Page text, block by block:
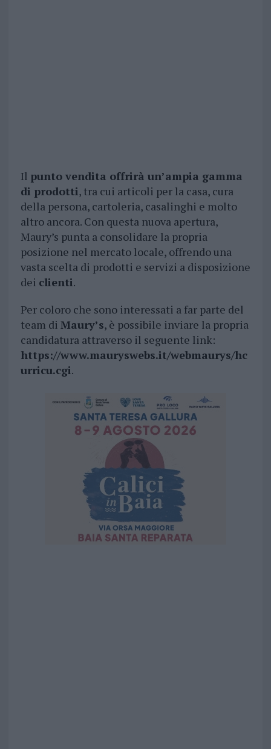
Il punto vendita offrirà un’ampia gamma
di prodotti, tra cui articoli per la casa, cura
della persona, cartoleria, casalinghi e molto
altro ancora. Con questa nuova apertura,
Maury’s punta a consolidare la propria
posizione nel mercato locale, offrendo una
vasta scelta di prodotti e servizi a disposizione
dei clienti.
Per coloro che sono interessati a far parte del
team di Maury’s, è possibile inviare la propria
candidatura attraverso il seguente link:
https://www.mauryswebs.it/webmaurys/hc
urricu.cgi.